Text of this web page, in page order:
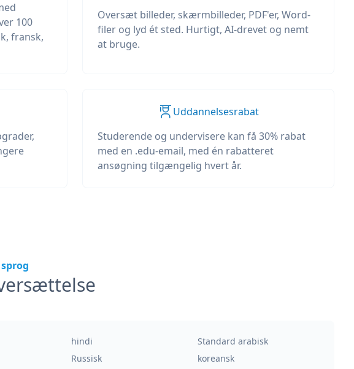
100
fransk,
Oversæt billeder, skærmbilleder, PDF'er, Word-
filer og lyd ét sted. Hurtigt, AI-drevet og nemt
at bruge.
Uddannelsesrabat
Studerende og undervisere kan få 30% rabat
med en .edu-email, med én rabatteret
ansøgning tilgængelig hvert år.
hindi
Standard arabisk
Russisk
koreansk